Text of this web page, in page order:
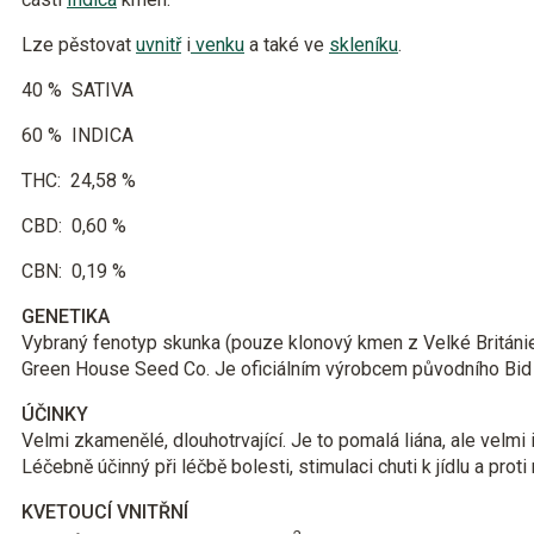
Lze pěstovat uvnitři venku a také ve skleníku.
40 % SATIVA
60 % INDICA
THC: 24,58 %
CBD: 0,60 %
CBN: 0,19 %
GENETIKA
Vybraný fenotyp skunka (pouze klonový kmen z Velké
Green House Seed Co. Je oficiálním výrobcem původního
ÚČINKY
Velmi zkamenělé, dlouhotrvající. Je to pomalá liána, ale velmi
Léčebně účinný při léčbě bolesti, stimulaci chuti k jídlu a
KVETOUCÍ VNITŘNÍ